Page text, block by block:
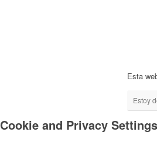
Esta
Estoy
Cookie and Privacy Settings